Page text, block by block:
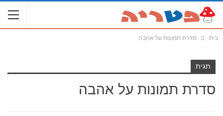
בית סדרת תמונות על אהבה
תגית
סדרת תמונות על אהבה